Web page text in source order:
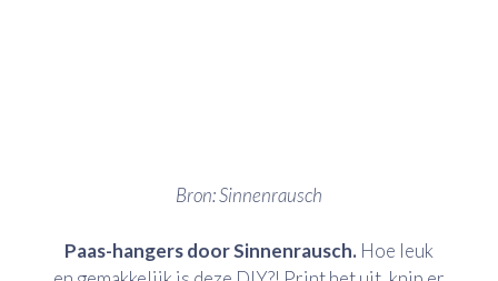
Bron: Sinnenrausch
Paas-hangers door Sinnenrausch. Hoe leuk